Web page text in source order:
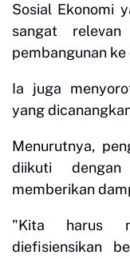
Sosial Ekonomi
sangat
pembangunan
Ia juga
yang
Menurutnya,
diikuti
memberikan
"Kita harus
diefisiensikan